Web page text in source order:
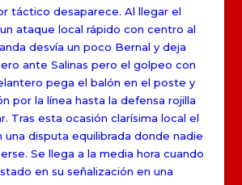
táctico desaparece. Al llegar el
ataque local rápido con centro al
desvía un poco Bernal y deja
ante Salinas pero el golpeo con
pega el balón en el poste y
por la línea hasta la defensa rojilla
Tras esta ocasión clarísima local el
disputa equilibrada donde nadie
Se llega a la media hora cuando
en su señalización en una